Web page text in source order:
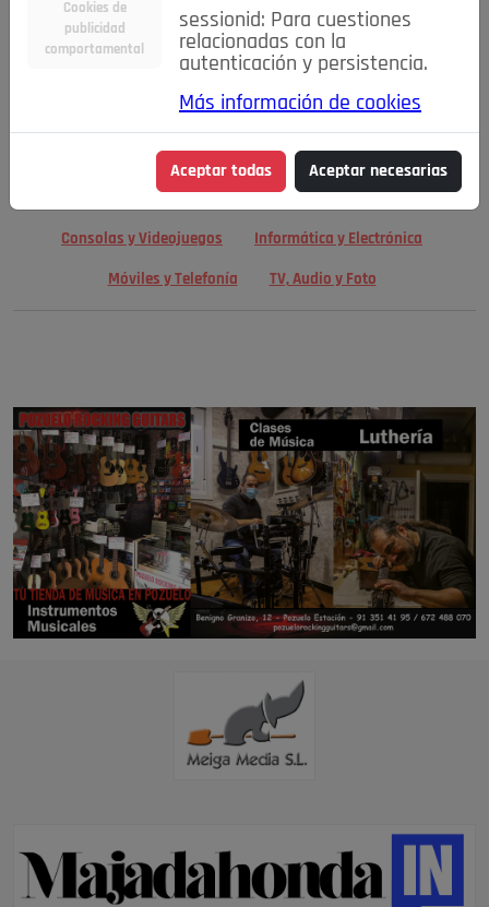
Niños y Bebés Inmobiliaria Construcción y Reformas
Moda Accesorios Ropa Motor
Motor y Accesorios Motos Ocio
Cine, Libros y Música Coleccionismo Otros
Consolas y Videojuegos Informática y Electrónica
Móviles y Telefonía TV, Audio y Foto
Cookies de
publicidad
comportamental
sessionid: Para cuestiones
relacionadas con la
autenticación y persistencia.
Más información de cookies
Aceptar todas Aceptar necesarias